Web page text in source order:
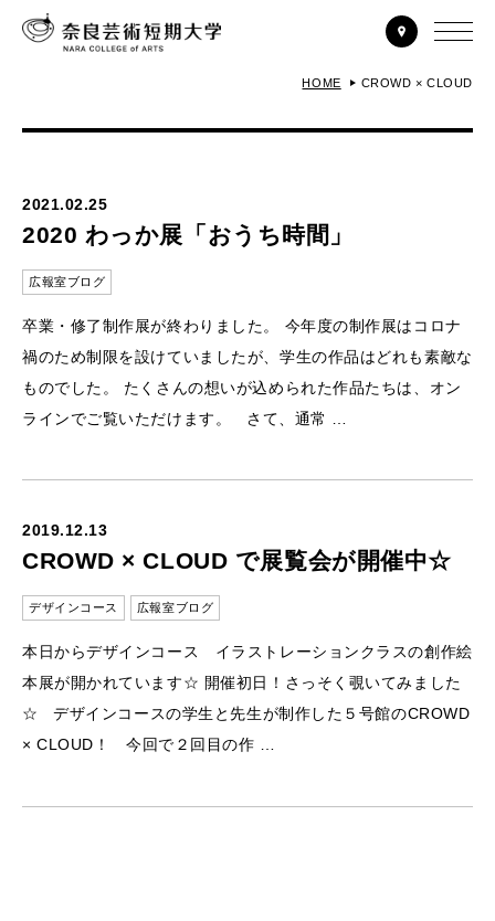
HOME CROWD × CLOUD
2021.02.25
2020 わっか展「おうち時間」
広報室ブログ
卒業・修了制作展が終わりました。 今年度の制作展はコロナ
禍のため制限を設けていましたが、学生の作品はどれも素敵な
ものでした。 たくさんの想いが込められた作品たちは、オン
ラインでご覧いただけます。 さて、通常 …
2019.12.13
CROWD × CLOUD で展覧会が開催中☆
デザインコース 広報室ブログ
本日からデザインコース イラストレーションクラスの創作絵
本展が開かれています☆ 開催初日！さっそく覗いてみました
☆ デザインコースの学生と先生が制作した５号館のCROWD
× CLOUD！ 今回で２回目の作 …